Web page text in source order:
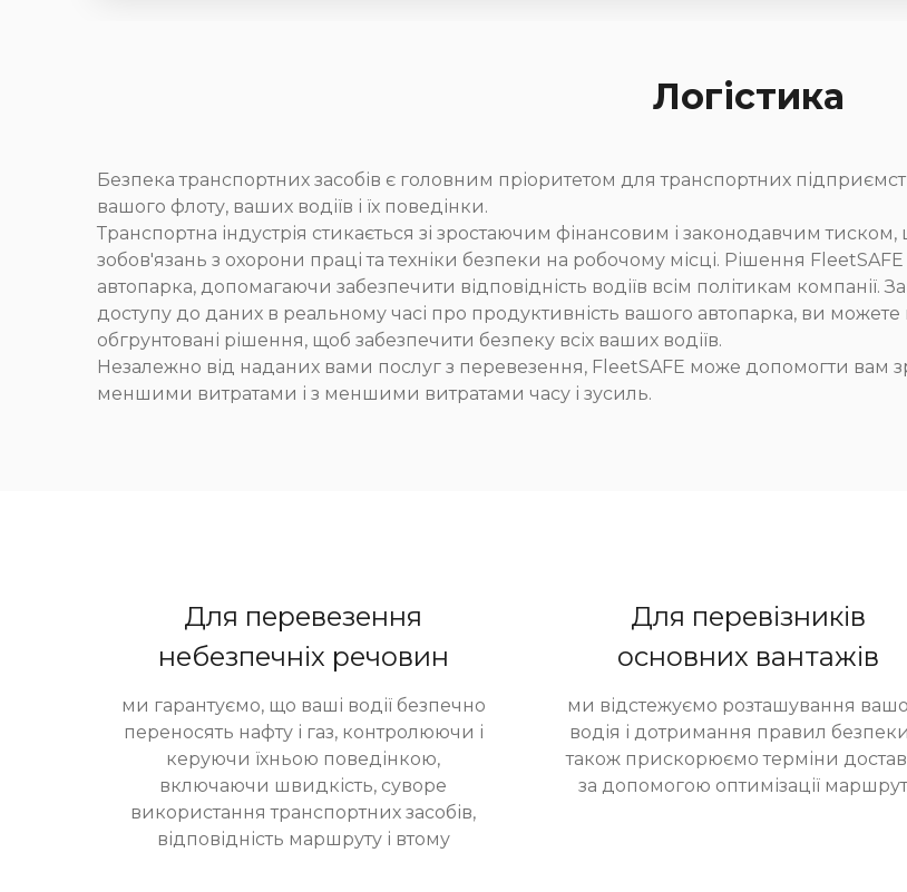
Логістика
Безпека транспортних засобів є головним пріоритетом для транспортних
вашого флоту, ваших водіїв і їх поведінки.
Транспортна індустрія стикається зі зростаючим фінансовим і законодавчим
зобов'язань з охорони праці та техніки безпеки на робочому місці. Рішення
автопарка, допомагаючи забезпечити відповідність водіїв всім політикам
доступу до даних в реальному часі про продуктивність вашого автопарка, ви
обгрунтовані рішення, щоб забезпечити безпеку всіх ваших водіїв.
Незалежно від наданих вами послуг з перевезення, FleetSAFE може допомогти вам
меншими витратами і з меншими витратами часу і зусиль.
Для перевезення
небезпечніх речовин
ми гарантуємо, що ваші водії безпечно
переносять нафту і газ, контролюючи і
керуючи їхньою поведінкою,
включаючи швидкість, суворе
використання транспортних засобів,
відповідність маршруту і втому
Для перевізників
основних вантажів
ми відстежуємо розташування
водія і дотримання правил
також прискорюємо терміни
за допомогою оптимізації